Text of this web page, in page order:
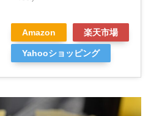
Amazon 楽天市場
Yahooショッピング